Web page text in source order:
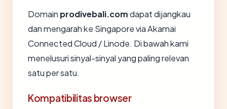
Domain prodivebali.comdapat dijangkau
dan mengarah ke Singapore via Akamai
Connected Cloud / Linode. Di bawah kami
menelusuri sinyal-sinyal yang paling relevan
satu per satu.
Kompatibilitas browser